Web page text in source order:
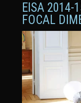
EISA 2014-
FOCAL